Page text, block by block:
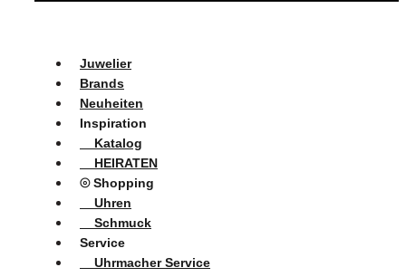
Juwelier
Brands
Neuheiten
Inspiration
Katalog
HEIRATEN
⦾ Shopping
Uhren
Schmuck
Service
Uhrmacher Service